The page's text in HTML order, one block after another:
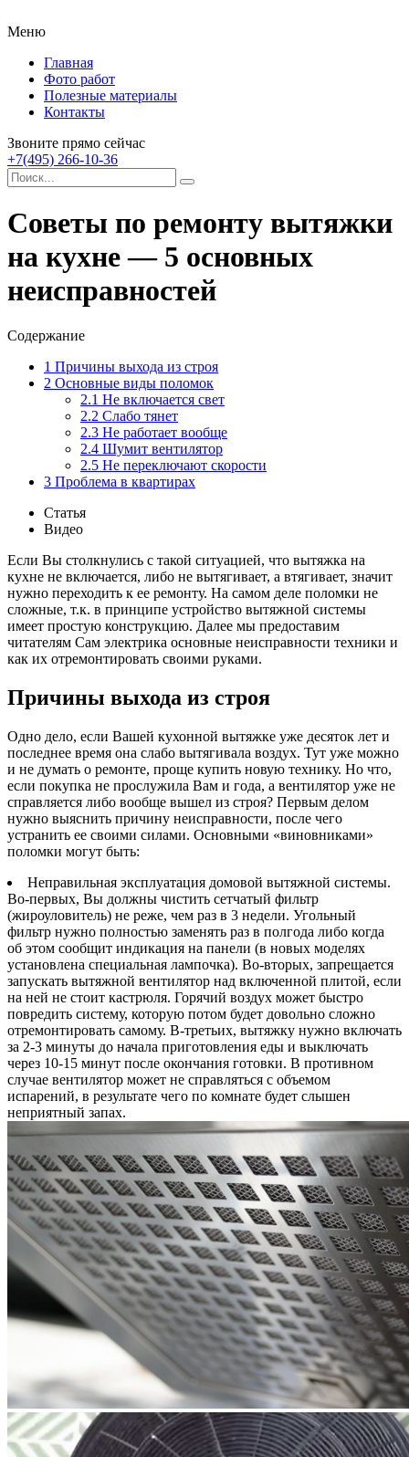
Меню
Главная
Фото работ
Полезные материалы
Контакты
Звоните прямо сейчас
+7(495) 266-10-36
Советы по ремонту вытяжки
на кухне — 5 основных
неисправностей
Содержание
1 Причины выхода из строя
2 Основные виды поломок
2.1 Не включается свет
2.2 Слабо тянет
2.3 Не работает вообще
2.4 Шумит вентилятор
2.5 Не переключают скорости
3 Проблема в квартирах
Статья
Видео
Если Вы столкнулись с такой ситуацией, что вытяжка на
кухне не включается, либо не вытягивает, а втягивает, значит
нужно переходить к ее ремонту. На самом деле поломки не
сложные, т.к. в принципе устройство вытяжной системы
имеет простую конструкцию. Далее мы предоставим
читателям Сам электрика основные неисправности техники и
как их отремонтировать своими руками.
Причины выхода из строя
Одно дело, если Вашей кухонной вытяжке уже десяток лет и
последнее время она слабо вытягивала воздух. Тут уже можно
и не думать о ремонте, проще купить новую технику. Но что,
если покупка не прослужила Вам и года, а вентилятор уже не
справляется либо вообще вышел из строя? Первым делом
нужно выяснить причину неисправности, после чего
устранить ее своими силами. Основными «виновниками»
поломки могут быть:
Неправильная эксплуатация домовой вытяжной системы.
Во-первых, Вы должны чистить сетчатый фильтр
(жироуловитель) не реже, чем раз в 3 недели. Угольный
фильтр нужно полностью заменять раз в полгода либо когда
об этом сообщит индикация на панели (в новых моделях
установлена специальная лампочка). Во-вторых, запрещается
запускать вытяжной вентилятор над включенной плитой, если
на ней не стоит кастрюля. Горячий воздух может быстро
повредить систему, которую потом будет довольно сложно
отремонтировать самому. В-третьих, вытяжку нужно включать
за 2-3 минуты до начала приготовления еды и выключать
через 10-15 минут после окончания готовки. В противном
случае вентилятор может не справляться с объемом
испарений, в результате чего по комнате будет слышен
неприятный запах.